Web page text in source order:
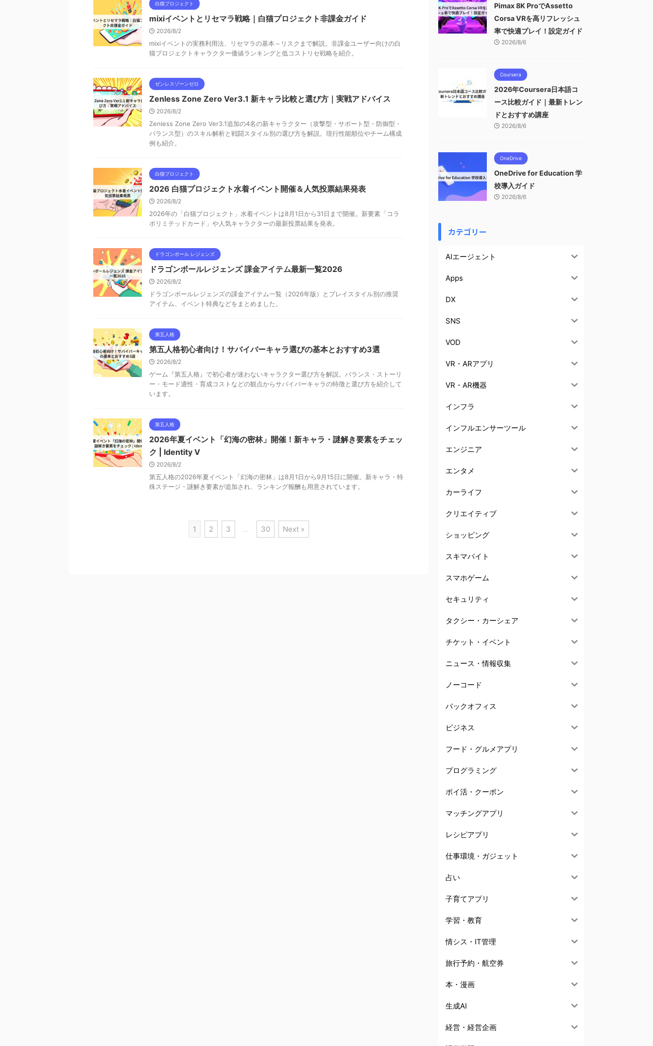
白猫プロジェクト
mixiイベントとリセマラ戦略｜白猫プロジェクト非課金ガイド
2026/8/2
mixiイベントの実務利用法、リセマラの基本～リスクまで解説。非課金ユーザー向けの白
猫プロジェクトキャラクター価値ランキングと低コストリセ戦略を紹介。
ゼンレスゾーンゼロ
Zenless Zone Zero Ver3.1 新キャラ比較と選び方｜実戦アドバイス
2026/8/2
Zenless Zone Zero Ver3.1追加の4名の新キャラクター（攻撃型・サポート型・防御型・
バランス型）のスキル解析と戦闘スタイル別の選び方を解説。現行性能順位やチーム構成
例も紹介。
白猫プロジェクト
2026 白猫プロジェクト水着イベント開催＆人気投票結果発表
2026/8/2
2026年の「白猫プロジェクト」水着イベントは8月1日から31日まで開催。新要素「コラ
ボリミテッドカード」や人気キャラクターの最新投票結果を発表。
ドラゴンボール レジェンズ
ドラゴンボールレジェンズ 課金アイテム最新一覧2026
2026/8/2
ドラゴンボールレジェンズの課金アイテム一覧（2026年版）とプレイスタイル別の推奨
アイテム、イベント特典などをまとめました。
第五人格
第五人格初心者向け！サバイバーキャラ選びの基本とおすすめ3選
2026/8/2
ゲーム『第五人格』で初心者が迷わないキャラクター選び方を解説。バランス・ストーリ
ー・モード適性・育成コストなどの観点からサバイバーキャラの特徴と選び方を紹介して
います。
第五人格
2026年夏イベント「幻海の密林」開催！新キャラ・謎解き要素をチェッ
ク | Identity V
2026/8/2
第五人格の2026年夏イベント「幻海の密林」は8月1日から9月15日に開催。新キャラ・特
殊ステージ・謎解き要素が追加され、ランキング報酬も用意されています。
1 2 3 … 30 Next »
Pimax 8K ProでAssetto
Corsa VRを高リフレッシュ
率で快適プレイ！設定ガイド
2026/8/6
Coursera
2026年Coursera日本語コ
ース比較ガイド｜最新トレン
ドとおすすめ講座
2026/8/6
OneDrive
OneDrive for Education 学
校導入ガイド
2026/8/6
カテゴリー
AIエージェント
Apps
DX
SNS
VOD
VR・ARアプリ
VR・AR機器
インフラ
インフルエンサーツール
エンジニア
エンタメ
カーライフ
クリエイティブ
ショッピング
スキマバイト
スマホゲーム
セキュリティ
タクシー・カーシェア
チケット・イベント
ニュース・情報収集
ノーコード
バックオフィス
ビジネス
フード・グルメアプリ
プログラミング
ポイ活・クーポン
マッチングアプリ
レシピアプリ
仕事環境・ガジェット
占い
子育てアプリ
学習・教育
情シス・IT管理
旅行予約・航空券
本・漫画
生成AI
経営・経営企画